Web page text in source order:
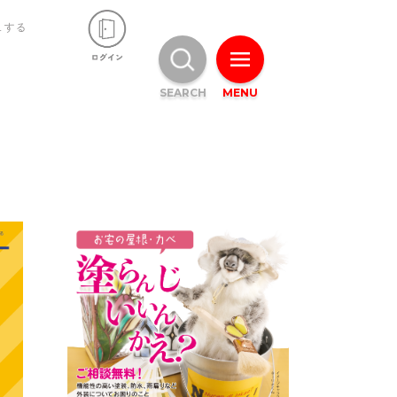
る
MENU
SEARCH